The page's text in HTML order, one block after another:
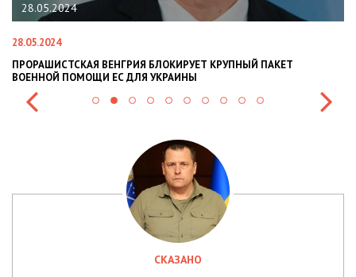
28.05.2024
28.05.2024
ПРОРАШИСТСКАЯ ВЕНГРИЯ БЛОКИРУЕТ КРУПНЫЙ ПАКЕТ
ВОЕННОЙ ПОМОЩИ ЕС ДЛЯ УКРАИНЫ
СКАЗАНО